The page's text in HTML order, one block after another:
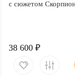
с сюжетом
38 600 ₽